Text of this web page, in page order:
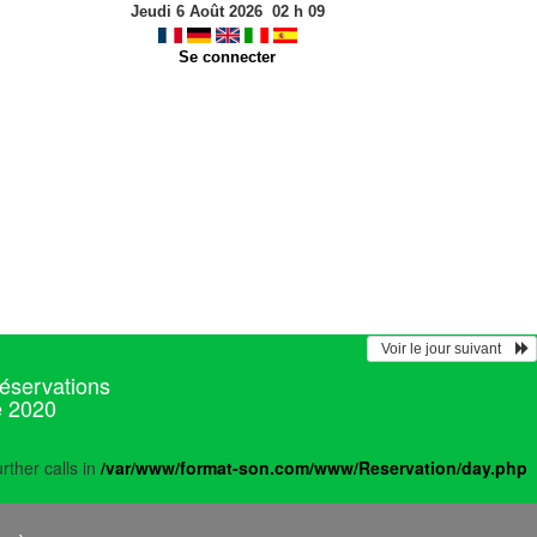
Jeudi 6 Août 2026 02h 09
Se connecter
  Voir le jour suivant
2020
calls in /var/www/format-son.com/www/Reservation/day.php